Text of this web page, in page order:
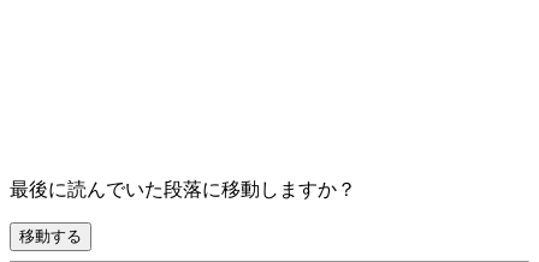
最後に読んでいた段落に移動しますか？
移動する